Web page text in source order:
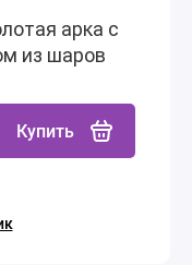
арка с
из шаров
Купить